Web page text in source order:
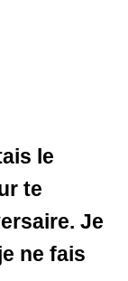
le
te
Je
ne fais